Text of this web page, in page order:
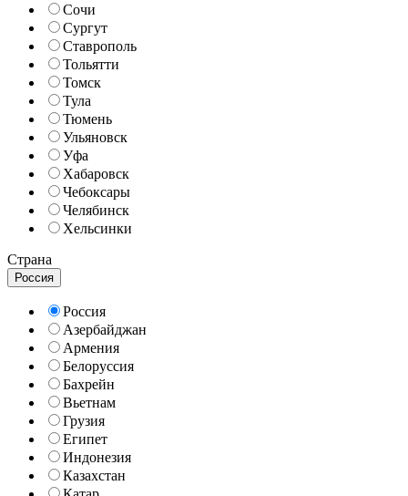
Сочи
Сургут
Ставрополь
Тольятти
Томск
Тула
Тюмень
Ульяновск
Уфа
Хабаровск
Чебоксары
Челябинск
Хельсинки
Страна
Россия
Россия
Азербайджан
Армения
Белоруссия
Бахрейн
Вьетнам
Грузия
Египет
Индонезия
Казахстан